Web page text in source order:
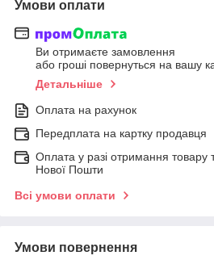
Умови оплати
Ви отримаєте замовлення
або гроші повернуться на вашу
Детальніше
Оплата на рахунок
Передплата на картку продавця
Оплата у разі отримання товару
Нової Пошти
Всі умови оплати
Умови повернення